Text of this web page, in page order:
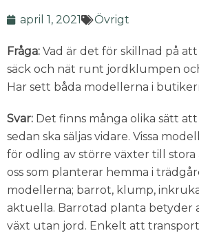
april 1, 2021 Övrigt
Fråga: Vad är det för skillnad på
säck och nät runt jordklumpen
Har sett båda modellerna i
Svar: Det finns många olika sätt
sedan ska säljas vidare. Vissa
för odling av större växter till stora
oss som planterar hemma i
modellerna; barrot, klump,
aktuella. Barrotad planta betyder
växt utan jord. Enkelt att